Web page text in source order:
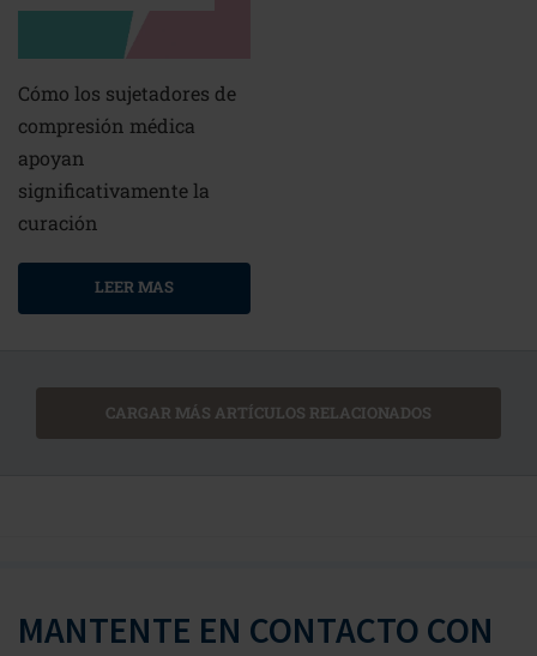
Cómo los sujetadores de
compresión médica
apoyan
significativamente la
curación
LEER MAS
CARGAR MÁS ARTÍCULOS RELACIONADOS
MANTENTE EN CONTACTO CON